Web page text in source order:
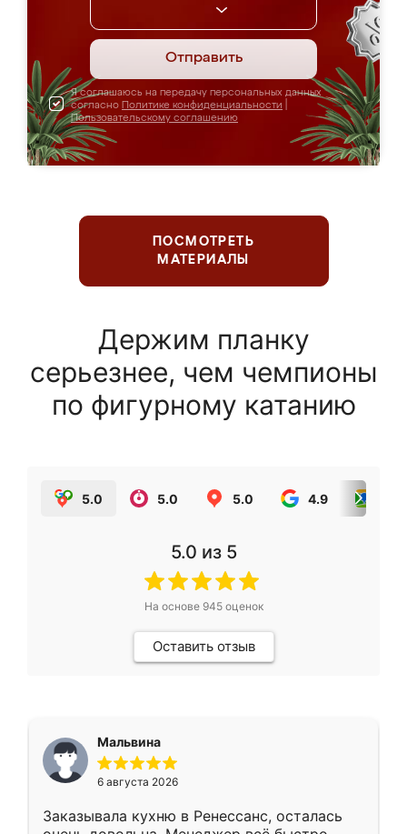
Отправить
Я соглашаюсь на передачу персональных данных
согласно Политике конфиденциальности
Пользовательскому соглашению
ПОСМОТРЕТЬ
МАТЕРИАЛЫ
Держим планку
серьезнее, чем чемпионы
по фигурному катанию
5.0 5.0 5.0 4.9
5.0 из 5
На основе 945оценок
Оставить отзыв
Мальвина
6 августа 2026
Заказывала кухню в Ренессанс, осталась